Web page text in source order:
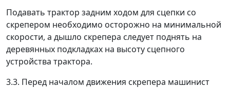
Подавать трактор задним ходом для сцепки со
скрепером необходимо осторожно на минимальной
скорости, а дышло скрепера следует поднять на
деревянных подкладках на высоту сцепного
устройства трактора.
3.3. Перед началом движения скрепера машинист